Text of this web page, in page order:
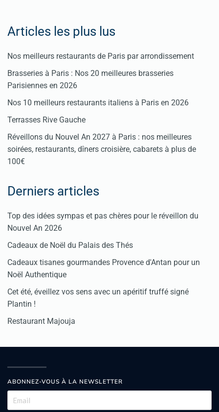
Articles les plus lus
Nos meilleurs restaurants de Paris par arrondissement
Brasseries à Paris : Nos 20 meilleures brasseries
Parisiennes en 2026
Nos 10 meilleurs restaurants italiens à Paris en 2026
Terrasses Rive Gauche
Réveillons du Nouvel An 2027 à Paris : nos meilleures
soirées, restaurants, dîners croisière, cabarets à plus de
100€
Derniers articles
Top des idées sympas et pas chères pour le réveillon du
Nouvel An 2026
Cadeaux de Noël du Palais des Thés
Cadeaux tisanes gourmandes Provence d'Antan pour un
Noël Authentique
Cet été, éveillez vos sens avec un apéritif truffé signé
Plantin !
Restaurant Majouja
ABONNEZ-VOUS À LA NEWSLETTER